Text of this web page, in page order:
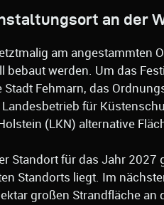
an der
am angestammten
werden. Um das
Fehmarn, das
für
(LKN) alternative
Standort für das Jahr 2027
Standorts liegt. Im
großen Strandfläche an